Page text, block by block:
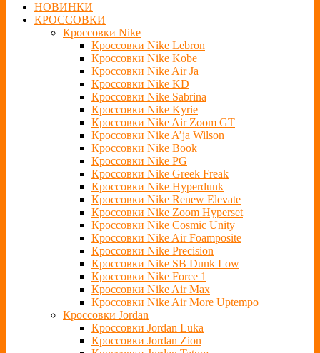
НОВИНКИ
КРОССОВКИ
Кроссовки Nike
Кроссовки Nike Lebron
Кроссовки Nike Kobe
Кроссовки Nike Air Ja
Кроссовки Nike KD
Кроссовки Nike Sabrina
Кроссовки Nike Kyrie
Кроссовки Nike Air Zoom GT
Кроссовки Nike A’ja Wilson
Кроссовки Nike Book
Кроссовки Nike PG
Кроссовки Nike Greek Freak
Кроссовки Nike Hyperdunk
Кроссовки Nike Renew Elevate
Кроссовки Nike Zoom Hyperset
Кроссовки Nike Cosmic Unity
Кроссовки Nike Air Foamposite
Кроссовки Nike Precision
Кроссовки Nike SB Dunk Low
Кроссовки Nike Force 1
Кроссовки Nike Air Max
Кроссовки Nike Air More Uptempo
Кроссовки Jordan
Кроссовки Jordan Luka
Кроссовки Jordan Zion